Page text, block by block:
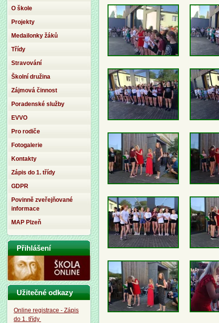
O škole
Projekty
Medailonky žáků
Třídy
Stravování
Školní družina
Zájmová činnost
Poradenské služby
EVVO
Pro rodiče
Fotogalerie
Kontakty
Zápis do 1. třídy
GDPR
Povinně zveřejňované
informace
MAP Plzeň
Přihlášení
Užitečné odkazy
Online registrace - Zápis
do 1. třídy